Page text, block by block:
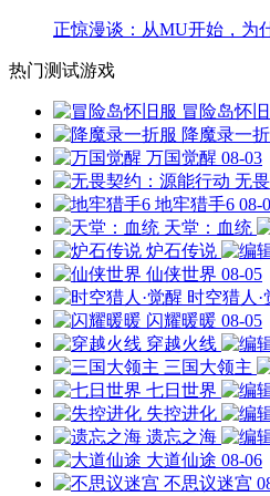
正惊漫谈：从MU开始，为
热门测试游戏
冒险岛怀
降魔录一
万国觉醒 08-03
无
地牢猎手6 08-
天堂：血统
炉石传说
仙侠世界 08-05
时空猎人·
闪耀暖暖 08-05
穿越火线
三国大领主
七日世界
失控进化
遗忘之海
大道仙途 08-06
不思议迷宫